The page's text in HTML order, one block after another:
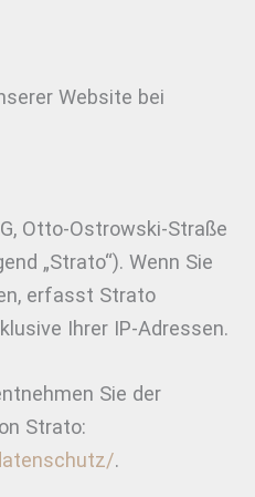
Website bei
Otto-Ostrowski-Straße
„Strato“). Wenn Sie
erfasst Strato
Ihrer IP-Adressen.
Sie der
Strato:
.